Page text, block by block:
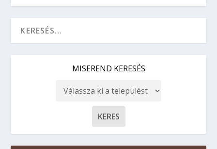
MISEREND KERESÉS